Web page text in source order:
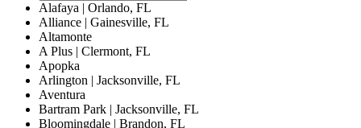
Alafaya | Orlando, FL
Alliance | Gainesville, FL
Altamonte
A Plus | Clermont, FL
Apopka
Arlington | Jacksonville, FL
Aventura
Bartram Park | Jacksonville, FL
Bloomingdale | Brandon, FL